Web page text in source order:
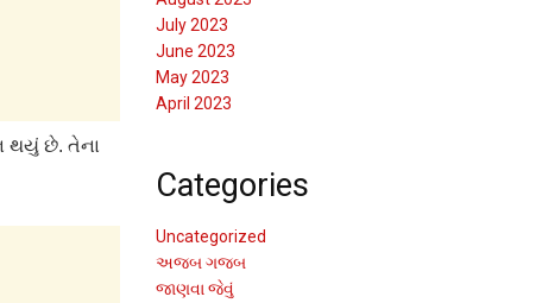
થયું છે. તેના
July 2023
June 2023
May 2023
April 2023
Categories
Uncategorized
અજબ ગજબ
જાણવા જેવું